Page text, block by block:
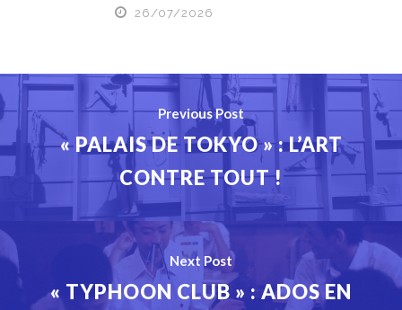
26/07/2026
Previous Post
« PALAIS DE TOKYO » : L’ART
CONTRE TOUT !
Next Post
« TYPHOON CLUB » : ADOS EN